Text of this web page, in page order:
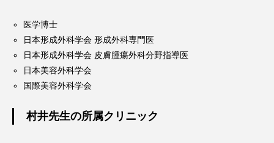
医学博士
日本形成外科学会 形成外科専門医
日本形成外科学会 皮膚腫瘍外科分野指導医
日本美容外科学会
国際美容外科学会
村井先生の所属クリニック